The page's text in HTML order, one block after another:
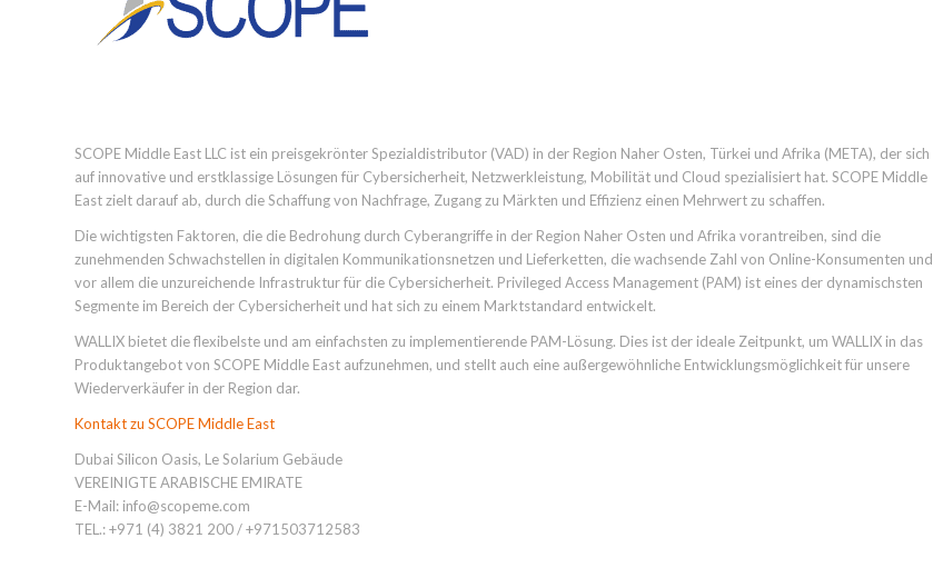
SCOPE Middle East LLC ist ein preisgekrönter Spezialdistributor (VAD) in der Region Naher Osten, Türkei und Afrika (META), der sich
auf innovative und erstklassige Lösungen für Cybersicherheit, Netzwerkleistung, Mobilität und Cloud spezialisiert hat. SCOPE Middle
East zielt darauf ab, durch die Schaffung von Nachfrage, Zugang zu Märkten und Effizienz einen Mehrwert zu schaffen.
Die wichtigsten Faktoren, die die Bedrohung durch Cyberangriffe in der Region Naher Osten und Afrika vorantreiben, sind die
zunehmenden Schwachstellen in digitalen Kommunikationsnetzen und Lieferketten, die wachsende Zahl von Online-Konsumenten und
vor allem die unzureichende Infrastruktur für die Cybersicherheit. Privileged Access Management (PAM) ist eines der dynamischsten
Segmente im Bereich der Cybersicherheit und hat sich zu einem Marktstandard entwickelt.
WALLIX bietet die flexibelste und am einfachsten zu implementierende PAM-Lösung. Dies ist der ideale Zeitpunkt, um WALLIX in das
Produktangebot von SCOPE Middle East aufzunehmen, und stellt auch eine außergewöhnliche Entwicklungsmöglichkeit für unsere
Wiederverkäufer in der Region dar.
Kontakt zu SCOPE Middle East
Dubai Silicon Oasis, Le Solarium Gebäude
VEREINIGTE ARABISCHE EMIRATE
E-Mail: info@scopeme.com
TEL.: +971 (4) 3821 200 / +971503712583